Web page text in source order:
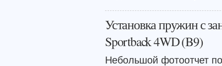
Установка пружин с
Sportback 4WD (B9)
Небольшой фотоотчет